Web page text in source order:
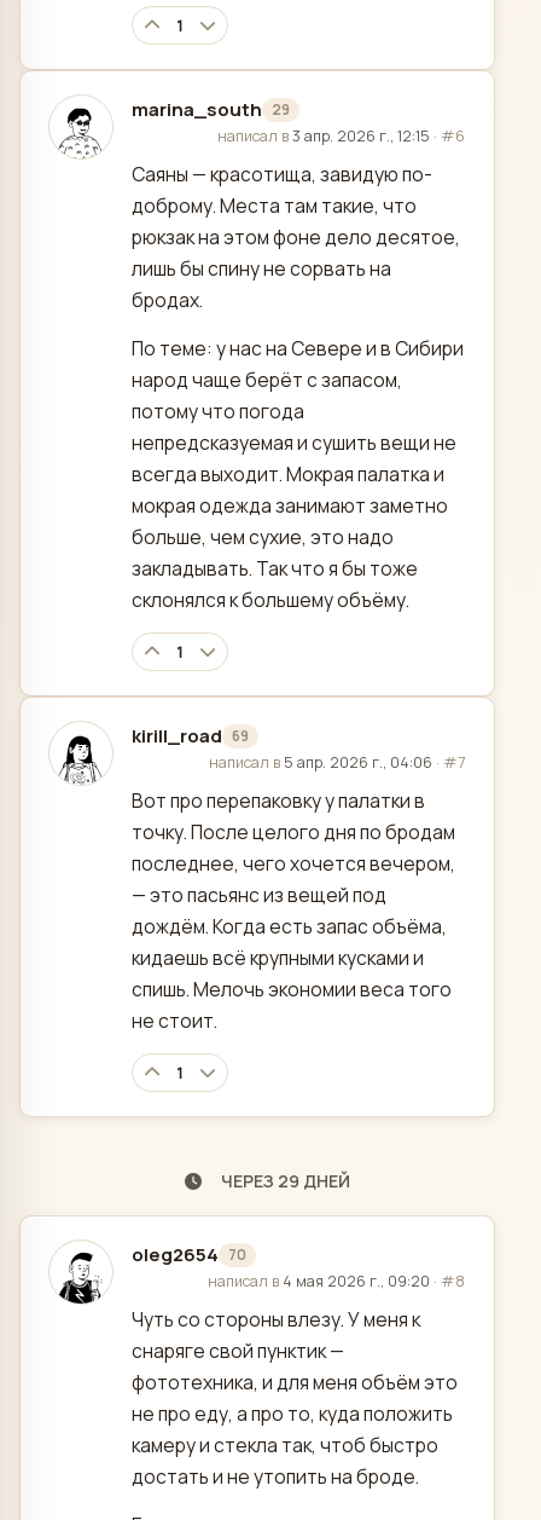
1
marina_south 29
отредактировано
написал в3 апр. 2026 г., 12:15 · #6
Саяны — красотища, завидую по-
доброму. Места там такие, что
рюкзак на этом фоне дело десятое,
лишь бы спину не сорвать на
бродах.
По теме: у нас на Севере и в Сибири
народ чаще берёт с запасом,
потому что погода
непредсказуемая и сушить вещи не
всегда выходит. Мокрая палатка и
мокрая одежда занимают заметно
больше, чем сухие, это надо
закладывать. Так что я бы тоже
склонялся к большему объёму.
1
kirill_road 69
отредактировано
написал в 5 апр. 2026 г., 04:06 · #7
Вот про перепаковку у палатки в
точку. После целого дня по бродам
последнее, чего хочется вечером,
— это пасьянс из вещей под
дождём. Когда есть запас объёма,
кидаешь всё крупными кусками и
спишь. Мелочь экономии веса того
не стоит.
1
ЧЕРЕЗ 29 ДНЕЙ
oleg2654 70
отредактировано
написал в 4 мая 2026 г., 09:20 · #8
Чуть со стороны влезу. У меня к
снаряге свой пунктик —
фототехника, и для меня объём это
не про еду, а про то, куда положить
камеру и стекла так, чтоб быстро
достать и не утопить на броде.